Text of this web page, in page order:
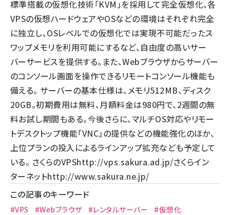
標準搭載の仮想化技術「KVM」を採用して完全仮想化、各
VPSの仮想ハードウェアやOSなどの環境はそれぞれ完全
に独立し、OSレベルでの仮想化では実現不可能だったス
ワップメモリを利用可能にするなど、自由度の高いサー
バーサービスを提供する。また、Webブラウザからサーバー
のコンソール画面を操作できるリモートコンソール機能も
備える。 サーバーの基本仕様は、メモリ512MB、ディスク
20GB。初期費用は無料、月額料金は980円で、2週間の無
料お試し期間もある。今後さらに、マルチOS対応やリモー
トデスクトップ機能「VNC」の提供などの機能強化のほか、
上位プランの投入によるラインアップ拡充なども予定して
いる。 さくらのVPShttp://vps.sakura.ad.jp/さくらイン
ターネットhttp://www.sakura.ne.jp/
この記事のキーワード
#VPS #Webブラウザ #レンタルサーバー #仮想化